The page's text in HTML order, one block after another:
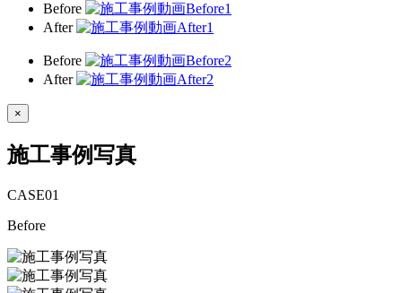
Before
After
Before
After
×
施工事例写真
CASE01
Before